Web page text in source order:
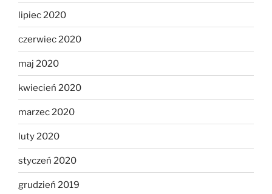
lipiec 2020
czerwiec 2020
maj 2020
kwiecień 2020
marzec 2020
luty 2020
styczeń 2020
grudzień 2019